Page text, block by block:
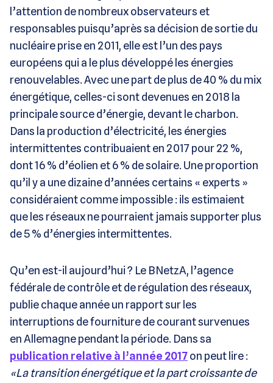
l’attention de nombreux observateurs et
responsables puisqu’après sa décision de sortie du
nucléaire prise en 2011, elle est l’un des pays
européens qui a le plus développé les énergies
renouvelables. Avec une part de plus de 40 % du mix
énergétique, celles-ci sont devenues en 2018 la
principale source d’énergie, devant le charbon.
Dans la production d’électricité, les énergies
intermittentes contribuaient en 2017 pour 22 %,
dont 16 % d’éolien et 6 % de solaire. Une proportion
qu’il y a une dizaine d’années certains « experts »
considéraient comme impossible : ils estimaient
que les réseaux ne pourraient jamais supporter plus
de 5 % d’énergies intermittentes.
Qu’en est-il aujourd’hui ? Le BNetzA, l’agence
fédérale de contrôle et de régulation des réseaux,
publie chaque année un rapport sur les
interruptions de fourniture de courant survenues
en Allemagne pendant la période. Dans sa
publication relative à l’année 2017on peut lire :
«La transition énergétique et la part croissante de